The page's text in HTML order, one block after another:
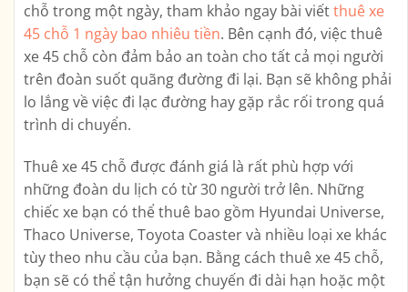
chỗ trong một ngày, tham khảo ngay bài viếtthuê xe
45 chỗ 1 ngày bao nhiêu tiền. Bên cạnh đó, việc thuê
xe 45 chỗ còn đảm bảo an toàn cho tất cả mọi người
trên đoàn suốt quãng đường đi lại. Bạn sẽ không phải
lo lắng về việc đi lạc đường hay gặp rắc rối trong quá
trình di chuyển.
Thuê xe 45 chỗ được đánh giá là rất phù hợp với
những đoàn du lịch có từ 30 người trở lên. Những
chiếc xe bạn có thể thuê bao gồm Hyundai Universe,
Thaco Universe, Toyota Coaster và nhiều loại xe khác
tùy theo nhu cầu của bạn. Bằng cách thuê xe 45 chỗ,
bạn sẽ có thể tận hưởng chuyến đi dài hạn hoặc một